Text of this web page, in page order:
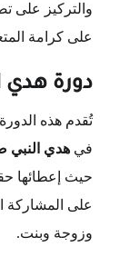
والتركيز على
على كرامة
دورة هدي
تُقدم هذه
في هدي النبي
حيث إعطائها
على المشاركة
وزوجة وبنت.